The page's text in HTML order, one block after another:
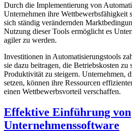
Durch die Implementierung von
⁣Unternehmen ⁣ihre ⁤Wettbewerbsfähigkeit
sich ständig verändernden
Nutzung dieser Tools ermöglicht⁤ es
agiler zu werden.
Investitionen in Automatisierungstools
sie dazu beitragen, die Betriebskosten zu
⁢Produktivität zu steigern. ‍Unternehmen,
setzen,⁣ können ihre⁣ Ressourcen
einen Wettbewerbsvorteil verschaffen.
Effektive Einführung von
Unternehmenssoftware